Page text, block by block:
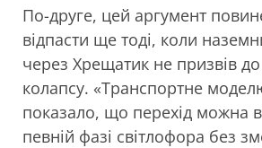
По-друге, цей аргумент
відпасти ще тоді, коли
через Хрещатик не призвів до
колапсу. «Транспортне
показало, що перехід можна
певній фазі світлофора без